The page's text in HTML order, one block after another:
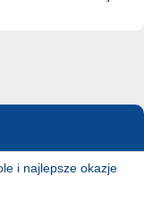
i najlepsze okazje